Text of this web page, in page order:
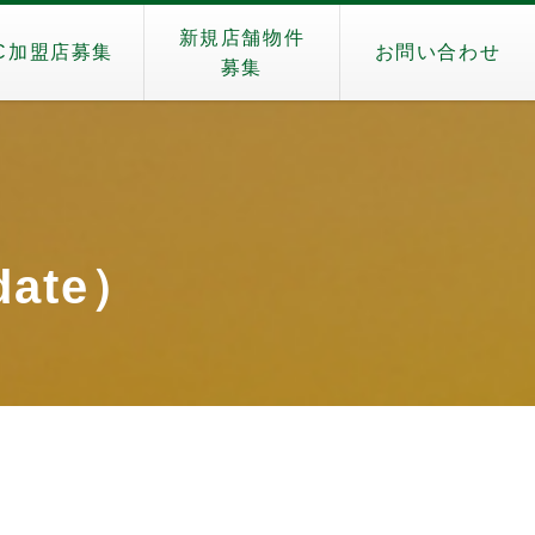
加盟店募集
新規店舗物件
募集
お問い合わせ
）